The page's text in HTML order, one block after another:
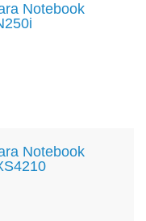
Notebook
Notebook